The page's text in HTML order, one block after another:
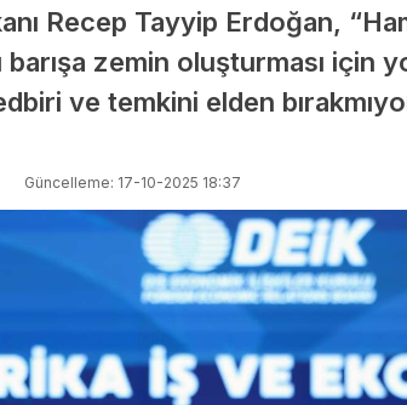
Recep Tayyip Erdoğan,
barışa zemin oluşturması
ve temkini elden
Güncelleme: 17-10-2025 18:37